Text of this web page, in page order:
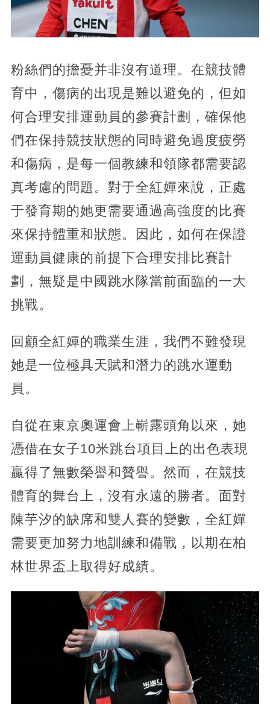
粉絲們的擔憂并非沒有道理。在競技體
育中，傷病的出現是難以避免的，但如
何合理安排運動員的參賽計劃，確保他
們在保持競技狀態的同時避免過度疲勞
和傷病，是每一個教練和領隊都需要認
真考慮的問題。對于全紅嬋來說，正處
于發育期的她更需要通過高強度的比賽
來保持體重和狀態。因此，如何在保證
運動員健康的前提下合理安排比賽計
劃，無疑是中國跳水隊當前面臨的一大
挑戰。
回顧全紅嬋的職業生涯，我們不難發現
她是一位極具天賦和潛力的跳水運動
員。
自從在東京奧運會上嶄露頭角以來，她
憑借在女子10米跳台項目上的出色表現
贏得了無數榮譽和贊譽。然而，在競技
體育的舞台上，沒有永遠的勝者。面對
陳芋汐的缺席和雙人賽的變數，全紅嬋
需要更加努力地訓練和備戰，以期在柏
林世界盃上取得好成績。